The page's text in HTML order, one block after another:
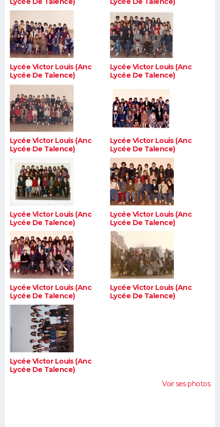
Lycée Victor Louis (Anc
Lycée De Talence)
Lycée Victor Louis (Anc
Lycée De Talence)
Lycée Victor Louis (Anc
Lycée De Talence)
Lycée Victor Louis (Anc
Lycée De Talence)
Lycée Victor Louis (Anc
Lycée De Talence)
Lycée Victor Louis (Anc
Lycée De Talence)
Lycée Victor Louis (Anc
Lycée De Talence)
Lycée Victor Louis (Anc
Lycée De Talence)
Lycée Victor Louis (Anc
Lycée De Talence)
Voir ses photos